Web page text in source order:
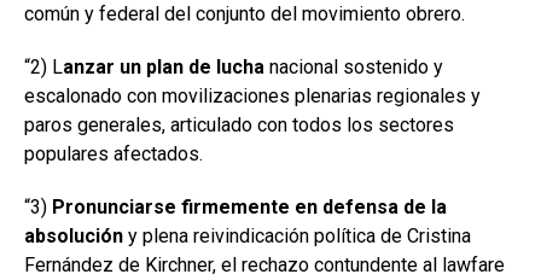
común y federal del conjunto del movimiento obrero.
“2) Lanzar un plan de lucha nacional sostenido y
escalonado con movilizaciones plenarias regionales y
paros generales, articulado con todos los sectores
populares afectados.
“3) Pronunciarse firmemente en defensa de la
absolución y plena reivindicación política de Cristina
Fernández de Kirchner, el rechazo contundente al lawfare